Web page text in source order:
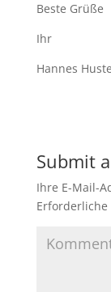
Beste Grüße
Ihr
Hannes
Submit
Ihre E-Mail-